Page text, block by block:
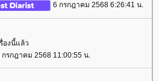
6 กรกฎาคม 2568 6:26:41 น.
องนี้แล้ว
กรกฎาคม 2568 11:00:55 น.